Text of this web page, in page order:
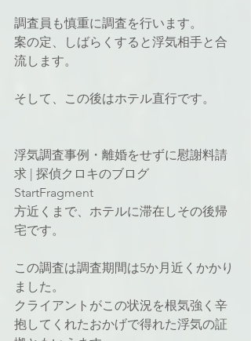
調査員も慎重に調査を行います。
案の定、しばらくすると浮気相手と合
流します。
そして、この後はホテル直行です。
浮気調査事例・離婚をせずに慰謝料請
求 | 探偵クロキのブログ
StartFragment
方近くまで、ホテルに滞在しその後帰
宅です。
この調査は調査期間は5か月近くかかり
ました。
クライアントがこの状況を根気強く辛
抱してくれたおかげで得れた浮気の証